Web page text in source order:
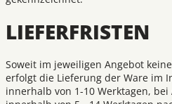
LIEFERFRISTEN
Soweit im jeweiligen Angebot
erfolgt die Lieferung der Ware im
innerhalb von 1-10 Werktagen,